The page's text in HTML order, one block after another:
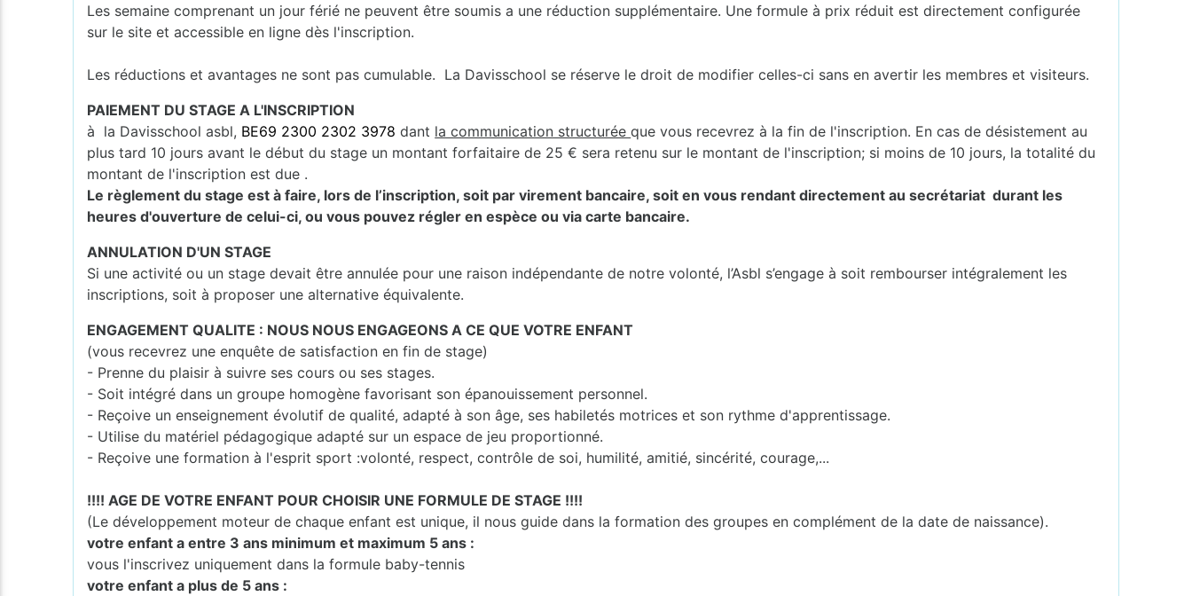
Les semaine comprenant un jour férié ne peuvent être soumis a une réduction supplémentaire. Une formule à prix réduit est directement configurée
sur le site et accessible en ligne dès l'inscription.
Les réductions et avantages ne sont pas cumulable. La Davisschool se réserve le droit de modifier celles-ci sans en avertir les membres et visiteurs.
PAIEMENT DU STAGE A L'INSCRIPTION
à la Davisschool asbl, BE69 2300 2302 3978 dant la communication structuréeque vous recevrez à la fin de l'inscription. En cas de désistement au
plus tard 10 jours avant le début du stage un montant forfaitaire de 25 € sera retenu sur le montant de l'inscription; si moins de 10 jours, la totalité du
montant de l'inscription est due .
Le règlement du stage est à faire, lors de l’inscription, soit par virement bancaire, soit en vous rendant directement au secrétariat durant les
heures d'ouverture de celui-ci, ou vous pouvez régler en espèce ou via carte bancaire.
ANNULATION D'UN STAGE
Si une activité ou un stage devait être annulée pour une raison indépendante de notre volonté, l’Asbl s’engage à soit rembourser intégralement les
inscriptions, soit à proposer une alternative équivalente.
ENGAGEMENT QUALITE : NOUS NOUS ENGAGEONS A CE QUE VOTRE ENFANT
(vous recevrez une enquête de satisfaction en fin de stage)
- Prenne du plaisir à suivre ses cours ou ses stages.
- Soit intégré dans un groupe homogène favorisant son épanouissement personnel.
- Reçoive un enseignement évolutif de qualité, adapté à son âge, ses habiletés motrices et son rythme d'apprentissage.
- Utilise du matériel pédagogique adapté sur un espace de jeu proportionné.
- Reçoive une formation à l'esprit sport :volonté, respect, contrôle de soi, humilité, amitié, sincérité, courage,...
!!!! AGE DE VOTRE ENFANT POUR CHOISIR UNE FORMULE DE STAGE !!!!
(Le développement moteur de chaque enfant est unique, il nous guide dans la formation des groupes en complément de la date de naissance).
votre enfant a entre 3 ans minimum et maximum 5 ans :
vous l'inscrivez uniquement dans la formule baby-tennis
votre enfant a plus de 5 ans :